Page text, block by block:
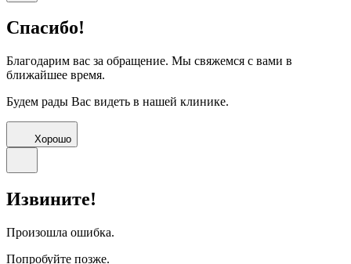
Спасибо!
Благодарим вас за обращение. Мы свяжемся с вами в
ближайшее время.
Будем рады Вас видеть в нашей клинике.
Хорошо
Извините!
Произошла ошибка.
Попробуйте позже.